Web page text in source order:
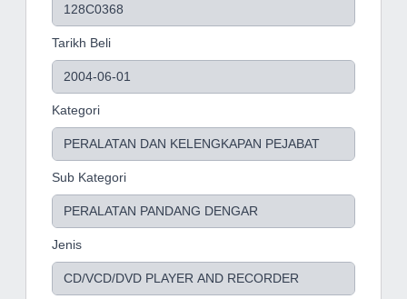
Tarikh Beli
Kategori
Sub Kategori
Jenis